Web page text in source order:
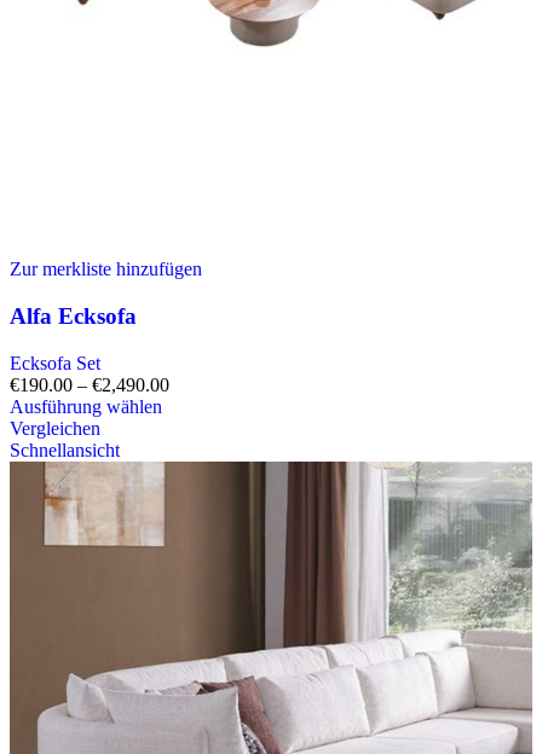
Zur merkliste hinzufügen
Alfa Ecksofa
Ecksofa Set
€190.00 – €2,490.00
Ausführung wählen
Vergleichen
Schnellansicht